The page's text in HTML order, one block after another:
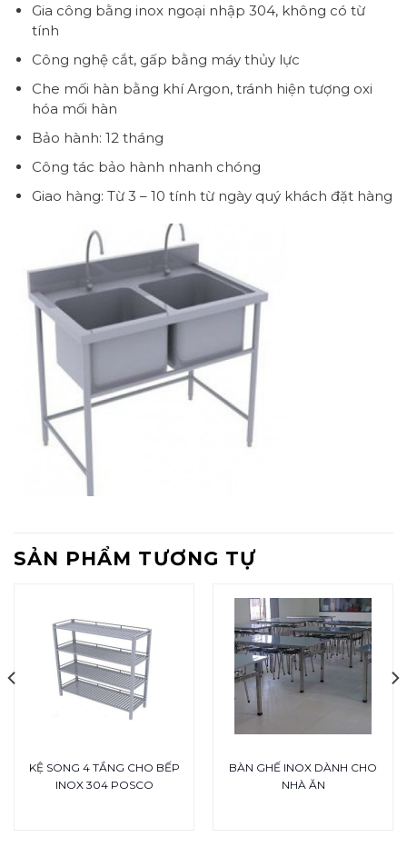
Gia công bằng inox ngoại nhập 304, không có từ
tính
Công nghệ cắt, gấp bằng máy thủy lực
Che mối hàn bằng khí Argon, tránh hiện tượng oxi
hóa mối hàn
Bảo hành: 12 tháng
Công tác bảo hành nhanh chóng
Giao hàng: Từ 3 – 10 tính từ ngày quý khách đặt hàng
SẢN PHẨM TƯƠNG TỰ
KỆ SONG 4 TẦNG CHO BẾP
INOX 304 POSCO
BÀN GHẾ INOX DÀNH CHO
NHÀ ĂN